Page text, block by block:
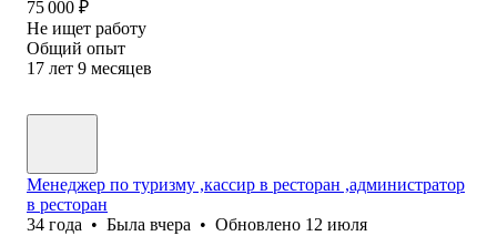
75 000 ₽
Не ищет работу
Общий опыт
17 лет 9 месяцев
Менеджер по туризму ,кассир в ресторан ,администратор
в ресторан
34 года • Была вчера • Обновлено 12 июля